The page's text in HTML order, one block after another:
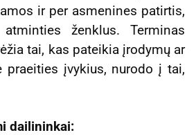
ir per asmenines patirtis,
ženklus. Terminas
tai, kas pateikia įrodymų ar
praeities įvykius, nurodo į tai,
dailininkai: